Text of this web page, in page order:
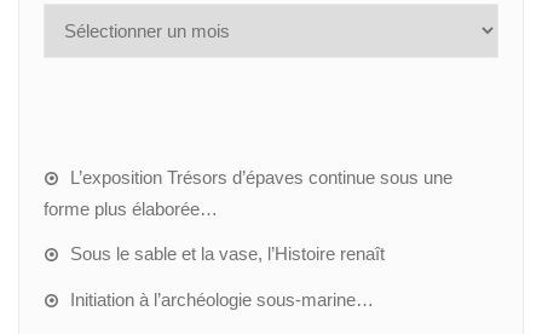
L’exposition Trésors d’épaves continue sous une
forme plus élaborée…
Sous le sable et la vase, l’Histoire renaît
Initiation à l’archéologie sous-marine…